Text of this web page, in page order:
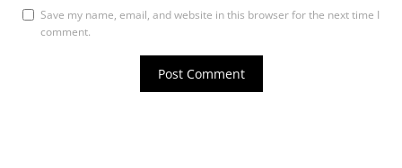
Save my name, email, and website in this browser for the next time I
comment.